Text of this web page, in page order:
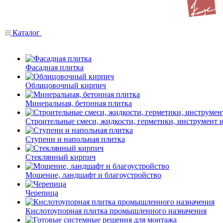
Каталог
Фасадная плитка
Облицовочный кирпич
Минеральная, бетонная плитка
Строительные смеси, жидкости, герметики, инструмент
Ступени и напольная плитка
Cтеклянный кирпич
Мощение, ландшафт и благоустройство
Черепица
Кислотоупорная плитка промышленного назначения